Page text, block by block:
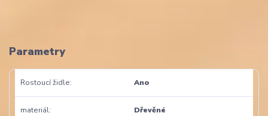
Parametry
Rostoucí židle Ano
materiál Dřevěné